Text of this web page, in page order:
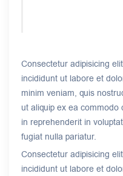
Consectetur adipisicing
incididunt ut labore et
minim veniam, quis
ut aliquip ex ea
in reprehenderit in
fugiat nulla pariatur.
Consectetur adipisicing
incididunt ut labore et